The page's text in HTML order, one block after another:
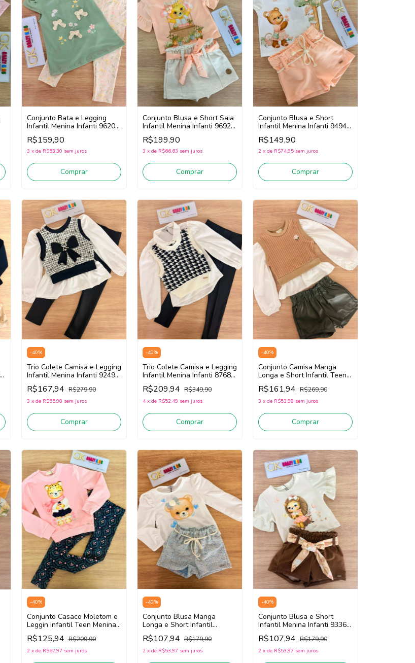
Conjunto Bata e Legging
Infantil Menina Infanti 96202
(Verde/Bege)
R$159,90
3 x de R$53,30 sem juros
Comprar
Conjunto Blusa e Short Saia
Infantil Menina Infanti 96922
(Laranja/Off White)
R$199,90
3 x de R$66,63 sem juros
Comprar
Conjunto Blusa e Short
Infantil Menina Infanti 94942
(Off White/Laranja)
R$149,90
2 x de R$74,95 sem juros
Comprar
-40%
Trio Colete Camisa e Legging
Infantil Menina Infanti 92495
(Off White/Preto)
R$167,94 R$279,90
3 x de R$55,98 sem juros
Comprar
-40%
Trio Colete Camisa e Legging
Infantil Menina Infanti 87689
(Off White/Preto)
R$209,94 R$349,90
4 x de R$52,49 sem juros
Comprar
-40%
Conjunto Camisa Manga
Longa e Short Infantil Teen
Menina Infanti 90509
(Bege/Off White/Verde)
R$161,94 R$269,90
3 x de R$53,98 sem juros
Comprar
-40%
Conjunto Casaco Moletom e
Leggin Infantil Teen Menina
Infanti 89179 (Rosa/Azul)
R$125,94 R$209,90
2 x de R$62,97 sem juros
-40%
Conjunto Blusa Manga
Longa e Short Infantil
Menina Infanti 92607 (Off
White/Azul)
R$107,94 R$179,90
2 x de R$53,97 sem juros
-40%
Conjunto Blusa e Short
Infantil Menina Infanti 93363
(Bege Claro/Marrom)
R$107,94 R$179,90
2 x de R$53,97 sem juros